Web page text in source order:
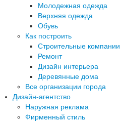
Молодежная одежда
Верхняя одежда
Обувь
Как построить
Строительные компании
Ремонт
Дизайн интерьера
Деревянные дома
Все организации города
Дизайн-агентство
Наружная реклама
Фирменный стиль